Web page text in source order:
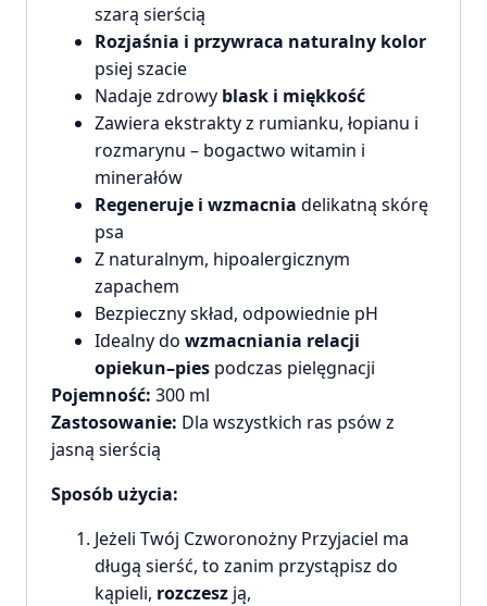
szarą sierścią
Rozjaśnia i przywraca naturalny kolor
psiej szacie
Nadaje zdrowy blask i miękkość
Zawiera ekstrakty z rumianku, łopianu i
rozmarynu – bogactwo witamin i
minerałów
Regeneruje i wzmacnia delikatną skórę
psa
Z naturalnym, hipoalergicznym
zapachem
Bezpieczny skład, odpowiednie pH
Idealny do wzmacniania relacji
opiekun–pies podczas pielęgnacji
Pojemność: 300 ml
Zastosowanie: Dla wszystkich ras psów z
jasną sierścią
Sposób użycia:
Jeżeli Twój Czworonożny Przyjaciel ma
długą sierść, to zanim przystąpisz do
kąpieli, rozczesz ją,